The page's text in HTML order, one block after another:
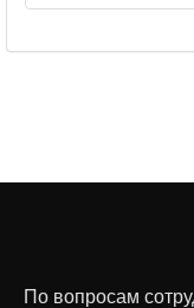
По вопросам